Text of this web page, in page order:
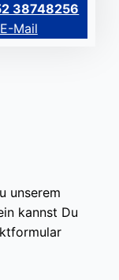
38748256
E-Mail
unserem
kannst Du